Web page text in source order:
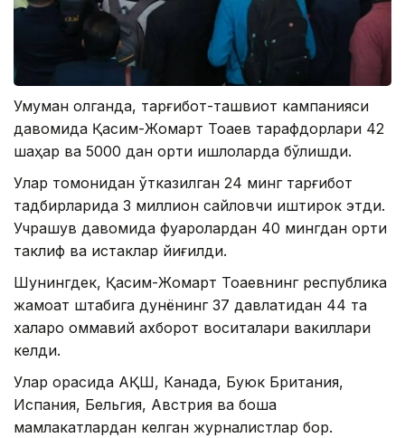
Умуман олганда, тарғибот-ташвиқот кампанияси
давомида Қасим-Жомарт Тоқаев тарафдорлари 42
шаҳар ва 5000 дан ортиқ қишлоқларда бўлишди.
Улар томонидан ўтказилган 24 минг тарғибот
тадбирларида 3 миллион сайловчи иштирок этди.
Учрашув давомида фуқаролардан 40 мингдан ортиқ
таклиф ва истаклар йиғилди.
Шунингдек, Қасим-Жомарт Тоқаевнинг республика
жамоат штабига дунёнинг 37 давлатидан 44 та
халқаро оммавий ахборот воситалари вакиллари
келди.
Улар орасида АҚШ, Канада, Буюк Британия,
Испания, Бельгия, Австрия ва бошқа
мамлакатлардан келган журналистлар бор.